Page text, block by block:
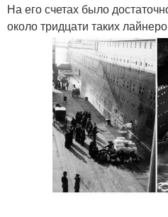
На его счетах было
около тридцати таких